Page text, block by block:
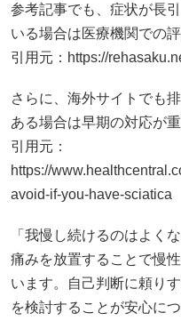
参考記事でも、症状が長
いる場合は医療機関での
引用元： https://
さらに、海外サイトでも
ある場合は早期の対応が
引用元：
https://
avoid-if-you-have-sciatica
「我慢し続けるのはよく
痛みを放置することで慢
います。自己判断に頼り
を検討することが安心に